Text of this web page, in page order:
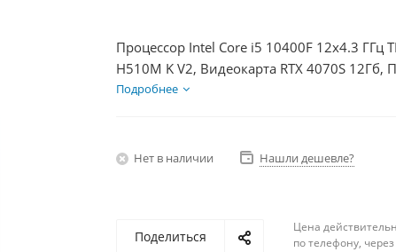
Процессор Intel Core i5 10400F 12x4.3 ГГц
H510M K V2, Видеокарта RTX 4070S
БП 750Вт
Подробнее
Нет в наличии Нашли дешевле?
Поделиться
Цена
по телефону,